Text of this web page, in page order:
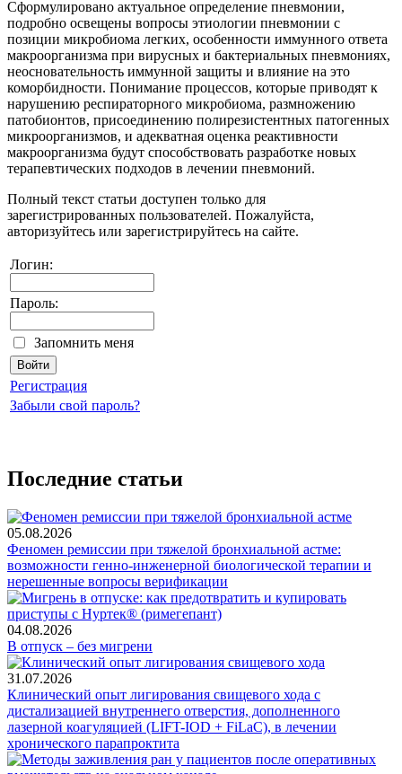
Сформулировано актуальное определение пневмонии,
подробно освещены вопросы этиологии пневмонии с
позиции микробиома легких, особенности иммунного ответа
макроорганизма при вирусных и бактериальных пневмониях,
неосновательность иммунной защиты и влияние на это
коморбидности. Понимание процессов, которые приводят к
нарушению респираторного микробиома, размножению
патобионтов, присоединению полирезистентных патогенных
микроорганизмов, и адекватная оценка реактивности
макроорганизма будут способствовать разработке новых
терапевтических подходов в лечении пневмоний.
Полный текст статьи доступен только для
зарегистрированных пользователей. Пожалуйста,
авторизуйтесь или зарегистрируйтесь на сайте.
Логин:
Пароль:
Запомнить меня
Регистрация
Забыли свой пароль?
Последние статьи
05.08.2026
Феномен ремиссии при тяжелой бронхиальной астме:
возможности генно-инженерной биологической терапии и
нерешенные вопросы верификации
04.08.2026
В отпуск – без мигрени
31.07.2026
Клинический опыт лигирования свищевого хода с
дистализацией внутреннего отверстия, дополненного
лазерной коагуляцией (LIFT-IOD + FiLaC), в лечении
хронического парапроктита